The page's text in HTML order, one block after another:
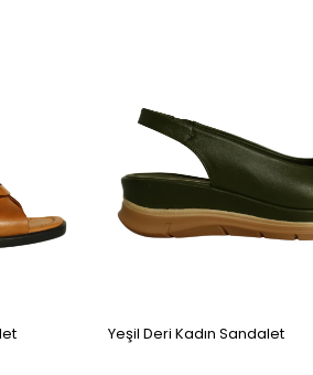
Yeşil Deri Kadın Sandalet